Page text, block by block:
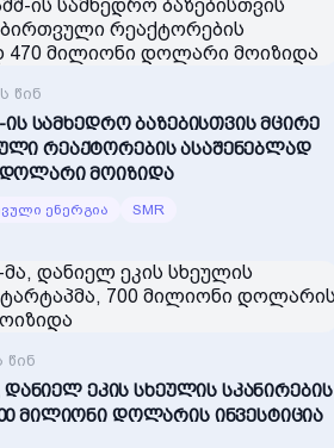
წინ
ის სამხედრო ბაზებისთვის მცირე
რეაქტორების ასაშენებლად
დოლარი მოიზიდა
ენერგია SMR
წინ
დანიელ ეკის სხეულის სკანირების
მილიონი დოლარის ინვესტიცია